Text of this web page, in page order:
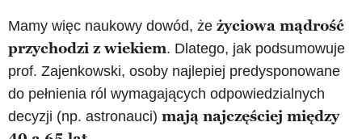
Mamy więc naukowy dowód, że życiowa mądrość
przychodzi z wiekiem. Dlatego, jak podsumowuje
prof. Zajenkowski, osoby najlepiej predysponowane
do pełnienia ról wymagających odpowiedzialnych
decyzji (np. astronauci) mają najczęściej między